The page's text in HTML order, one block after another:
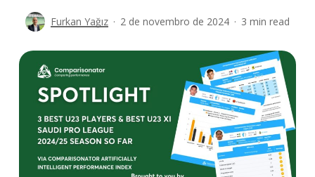
Furkan Yağız 2 de novembro de 2024 3 min read